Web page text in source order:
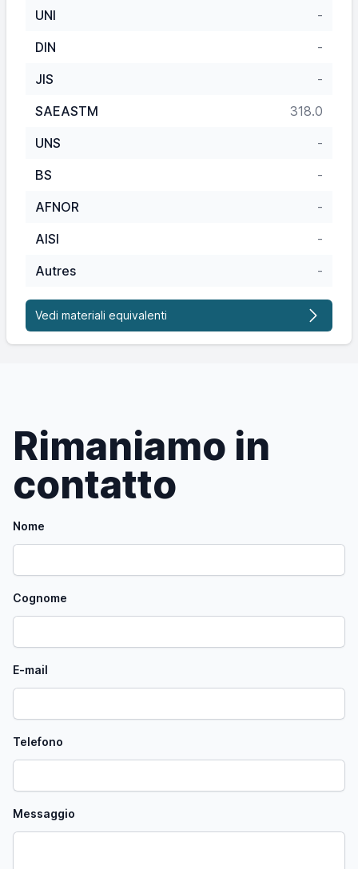
UNI
-
DIN
-
JIS
-
SAEASTM
318.0
UNS
-
BS
-
AFNOR
-
AISI
-
Autres
-
Vedi materiali equivalenti
Rimaniamo in
contatto
Nome
Cognome
E-mail
Telefono
Messaggio